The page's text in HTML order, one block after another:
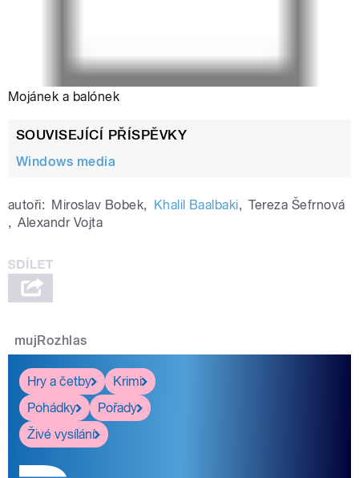
Mojánek a balónek
SOUVISEJÍCÍ PŘÍSPĚVKY
Windows media
autoři: Miroslav Bobek, Khalil Baalbaki, Tereza Šefrnová
, Alexandr Vojta
mujRozhlas
Hry a četby
Krimi
Pohádky
Pořady
Živé vysílání